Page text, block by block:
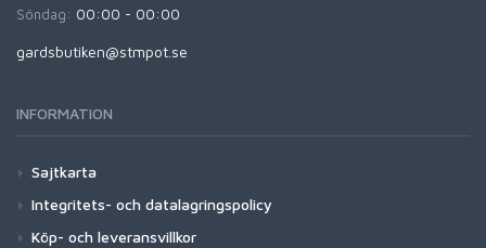
Söndag: 00:00 - 00:00
gardsbutiken@stmpot.se
INFORMATION
Sajtkarta
Integritets- och datalagringspolicy
Köp- och leveransvillkor